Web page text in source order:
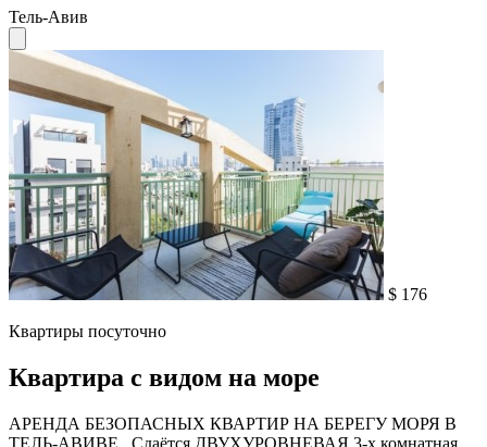
Тель-Авив
$ 176
Квартиры посуточно
Квартира с видом на море
АРЕНДА БЕЗОПАСНЫХ КВАРТИР НА БЕРЕГУ МОРЯ В
ТЕЛЬ-АВИВЕ . Сдаётся ДВУХУРОВНЕВАЯ 3-х комнатная